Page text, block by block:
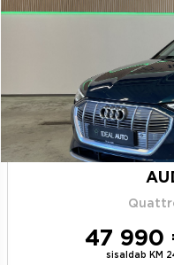
47 990
sisaldab KM